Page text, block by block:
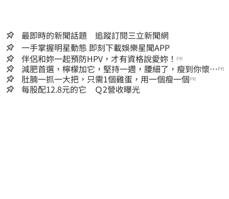
最即時的新聞話題 追蹤訂閱三立新聞網
一手掌握明星動態 即刻下載娛樂星聞APP
伴侶和妳一起預防HPV，才有資格說愛妳！ PR
減肥首選，檸檬加它，堅持一週，腰細了，瘦到你懷疑
人生
PR
肚腩一抓一大把，只需1個雞蛋，用一個瘦一個PR
每股配12.8元的它 Ｑ2營收曝光